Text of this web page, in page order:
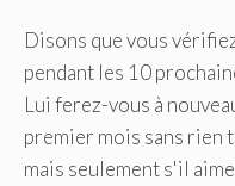
Disons que vous
pendant les 10
Lui ferez-vous à
premier mois sans rien
mais seulement s'il